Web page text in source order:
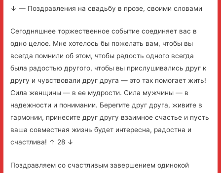
↓ — Поздравления на свадьбу в прозе, своими словами
Сегодняшнее торжественное событие соединяет вас в
одно целое. Мне хотелось бы пожелать вам, чтобы вы
всегда помнили об этом, чтобы радость одного всегда
была радостью другого, чтобы вы прислушивались друг к
другу и чувствовали друг друга — это так помогает жить!
Сила женщины — в ее мудрости. Сила мужчины — в
надежности и понимании. Берегите друг друга, живите в
гармонии, принесите друг другу взаимное счастье и пусть
ваша совместная жизнь будет интересна, радостна и
счастлива! ↑ 28 ↓
Поздравляем со счастливым завершением одинокой